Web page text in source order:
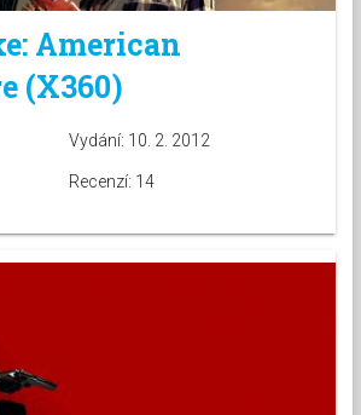
American
(X360)
Vydání: 10. 2. 2012
Recenzí: 14